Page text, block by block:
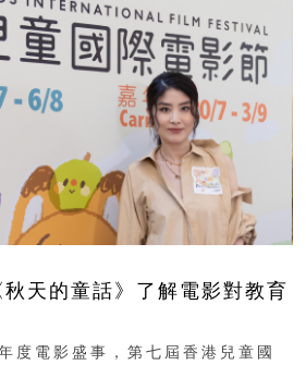
天的童話》了解電影對教育
度電影盛事，第七屆香港兒童國